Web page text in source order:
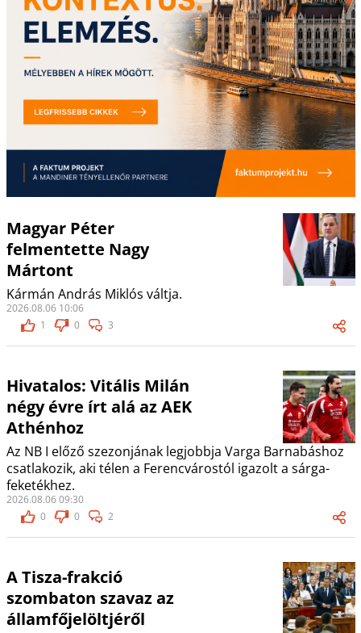
Magyar Péter
felmentette Nagy
Mártont
Kármán András Miklós váltja.
2026.08.06 10:06
1
0 3
Hivatalos: Vitális Milán
négy évre írt alá az AEK
Athénhoz
Az NB I előző szezonjának legjobbja Varga Barnabáshoz
csatlakozik, aki télen a Ferencvárostól igazolt a sárga-
feketékhez.
2026.08.06 09:30
0
0 2
A Tisza-frakció
szombaton szavaz az
államfőjelöltjéről